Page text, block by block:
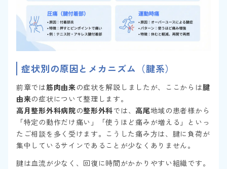
症状別の原因とメカニズム（腱系）
前章では筋肉由来の症状を解説しましたが、ここからは腱
由来の症状について整理します。
高月整形外科病院の整形外科では、 高尾地域の患者様から
「特定の動作だけ痛い」「使うほど痛みが増える」といっ
たご相談を多く受けます。こうした痛み方は、腱に負荷が
集中しているサインであることが少なくありません。
腱は血流が少なく、回復に時間がかかりやすい組織です。